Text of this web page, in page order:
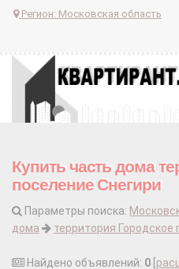
Регион: Московская область
Купить часть дома
поселение Снегири
Параметры поиска:
дома
территория Городское
Найдено объявлений: 0